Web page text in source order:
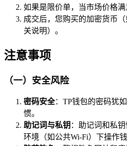
如果是限价单，当市场价格
成交后，您购买的加密货币
关说明）。
注意事项
（一）安全风险
密码安全：TP钱包的密码犹
惯。
助记词与私钥 ：助记词和私
环境（如公共Wi-Fi）下操作钱